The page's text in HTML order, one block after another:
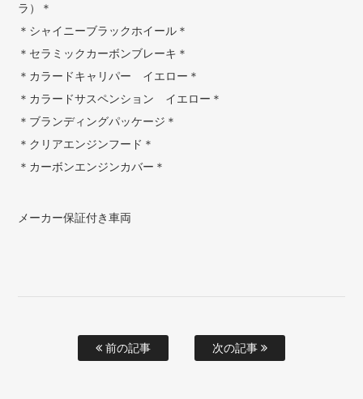
ラ）＊
＊シャイニーブラックホイール＊
＊セラミックカーボンブレーキ＊
＊カラードキャリパー イエロー＊
＊カラードサスペンション イエロー＊
＊ブランディングパッケージ＊
＊クリアエンジンフード＊
＊カーボンエンジンカバー＊
メーカー保証付き車両
前の記事 次の記事